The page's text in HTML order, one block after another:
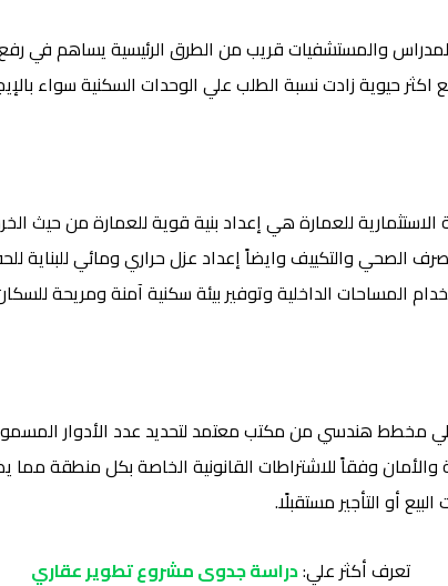
والمستشفيات قريب من الطرق الرئيسية يساهم في رفع
حيوية زادت نسبة الطلب علي الوحدات السكنية سواء
للعمارة هي إعداد بنية قوية للعمارة من حيث
الصحي والتكييف وايضاً إعداد عزل حراري ومائي للبناية
المساحات الداخلية وتوفير بيئة سكنية آمنة ومريحة
مخطط هندسي من مكتب معتمد لتحديد عدد الأدوار المسموح
والأمان وفقاً للاشتراطات القانونية الخاصة بكل منطقة
أو التأجير مستقبلًا.
تعرف أكثر علي:دراسة جدوى مشروع تطوير عقاري